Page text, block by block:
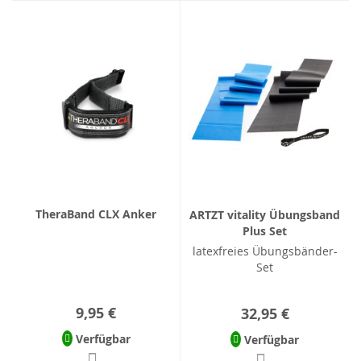
TheraBand CLX Anker
9,95 €
Verfügbar
ARTZT vitality Übungsband
Plus Set
latexfreies Übungsbänder-
Set
32,95 €
Verfügbar